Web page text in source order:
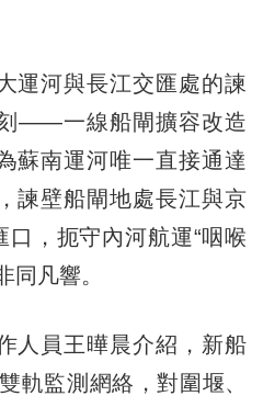
河與長江交匯處的諫
——一線船閘擴容改造
蘇南運河唯一直接通達
諫壁船閘地處長江與京
口，扼守內河航運“咽喉
同凡響。
員王曄晨介紹，新船
軌監測網絡，對圍堰、